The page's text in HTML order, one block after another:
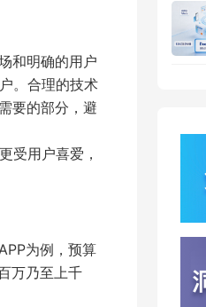
和明确的用户
。合理的技术
要的部分，避
受用户喜爱，
为例，预算
万乃至上千